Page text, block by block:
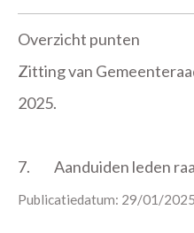
Overzicht punten
Zitting van
2025.
7. Aanduiden leden
Publicatiedatum: 29/01/2025